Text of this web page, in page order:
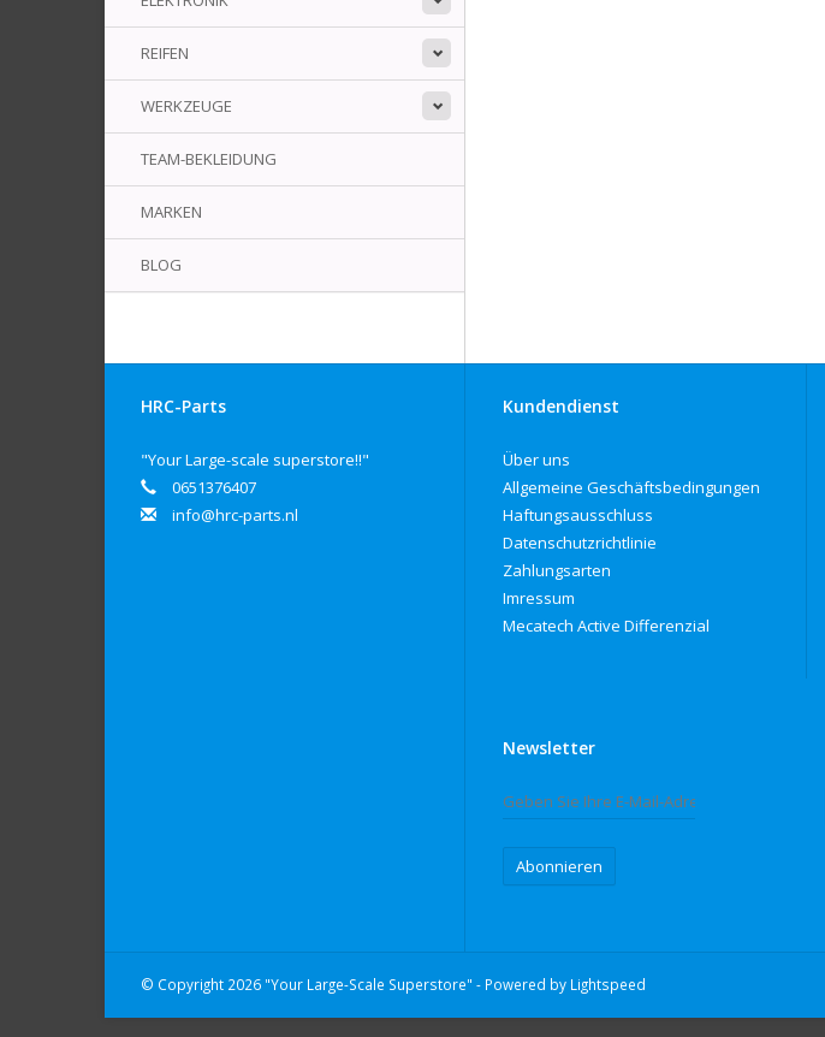
REIFEN
WERKZEUGE
TEAM-BEKLEIDUNG
MARKEN
BLOG
HRC-Parts
"Your Large-scale superstore!!"
0651376407
info@hrc-parts.nl
Kundendienst
Über uns
Allgemeine Geschäftsbedingungen
Haftungsausschluss
Datenschutzrichtlinie
Zahlungsarten
Imressum
Mecatech Active Differenzial
Newsletter
Abonnieren
© Copyright 2026 "Your Large-Scale Superstore" - Powered by Lightspeed